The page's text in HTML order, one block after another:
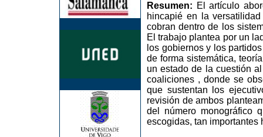
Resumen: El artículo
hincapié en la
cobran dentro de los
El trabajo plantea por un
los gobiernos y los
de forma sistemática,
un estado de la cuestión
coaliciones , donde se
que sustentan los
revisión de ambos
del número monográfico
escogidas, tan